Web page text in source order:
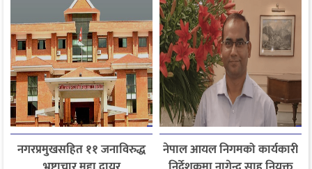
नगरप्रमुखसहित ११ जनाविरुद्ध
नेपाल आयल निगमको कार्यकारी